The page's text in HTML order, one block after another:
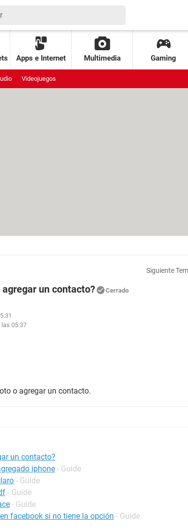
Apps e Internet Multimedia Gaming
Videojuegos
Siguiente
un contacto? Cerrado
las 05:37
o agregar un contacto.
un contacto?
iphone - Guide
- Guide
- Guide
- Guide
facebook si no tiene la opción - Guide